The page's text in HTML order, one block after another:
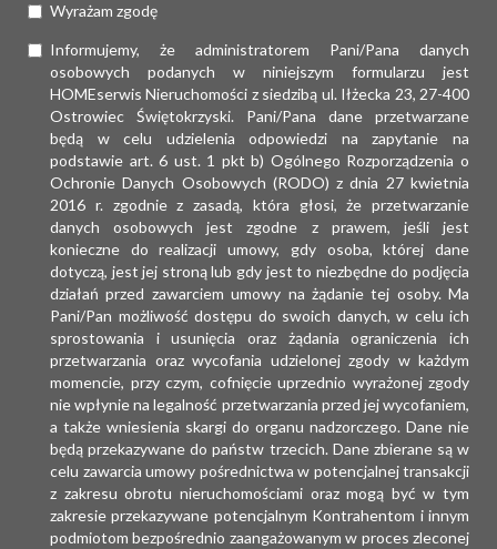
Wyrażam zgodę
Informujemy, że administratorem Pani/Pana danych
osobowych podanych w niniejszym formularzu jest
HOMEserwis Nieruchomości z siedzibą ul. Iłżecka 23, 27-400
Ostrowiec Świętokrzyski. Pani/Pana dane przetwarzane
będą w celu udzielenia odpowiedzi na zapytanie na
podstawie art. 6 ust. 1 pkt b) Ogólnego Rozporządzenia o
Ochronie Danych Osobowych (RODO) z dnia 27 kwietnia
2016 r. zgodnie z zasadą, która głosi, że przetwarzanie
danych osobowych jest zgodne z prawem, jeśli jest
konieczne do realizacji umowy, gdy osoba, której dane
dotyczą, jest jej stroną lub gdy jest to niezbędne do podjęcia
działań przed zawarciem umowy na żądanie tej osoby. Ma
Pani/Pan możliwość dostępu do swoich danych, w celu ich
sprostowania i usunięcia oraz żądania ograniczenia ich
przetwarzania oraz wycofania udzielonej zgody w każdym
momencie, przy czym, cofnięcie uprzednio wyrażonej zgody
nie wpłynie na legalność przetwarzania przed jej wycofaniem,
a także wniesienia skargi do organu nadzorczego. Dane nie
będą przekazywane do państw trzecich. Dane zbierane są w
celu zawarcia umowy pośrednictwa w potencjalnej transakcji
z zakresu obrotu nieruchomościami oraz mogą być w tym
zakresie przekazywane potencjalnym Kontrahentom i innym
podmiotom bezpośrednio zaangażowanym w proces zleconej